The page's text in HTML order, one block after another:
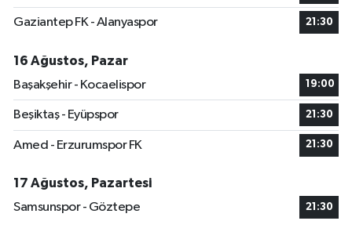
Gaziantep FK - Alanyaspor 21:30
16 Ağustos, Pazar
Başakşehir - Kocaelispor
19:00
Beşiktaş - Eyüpspor 21:30
Amed - Erzurumspor FK 21:30
17 Ağustos, Pazartesi
Samsunspor - Göztepe
21:30